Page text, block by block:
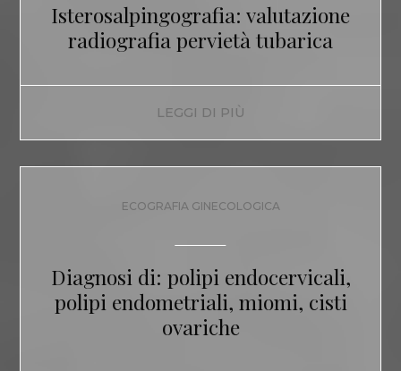
Isterosalpingografia: valutazione
radiografia pervietà tubarica
LEGGI DI PIÙ
ECOGRAFIA GINECOLOGICA
Diagnosi di: polipi endocervicali,
polipi endometriali, miomi, cisti
ovariche